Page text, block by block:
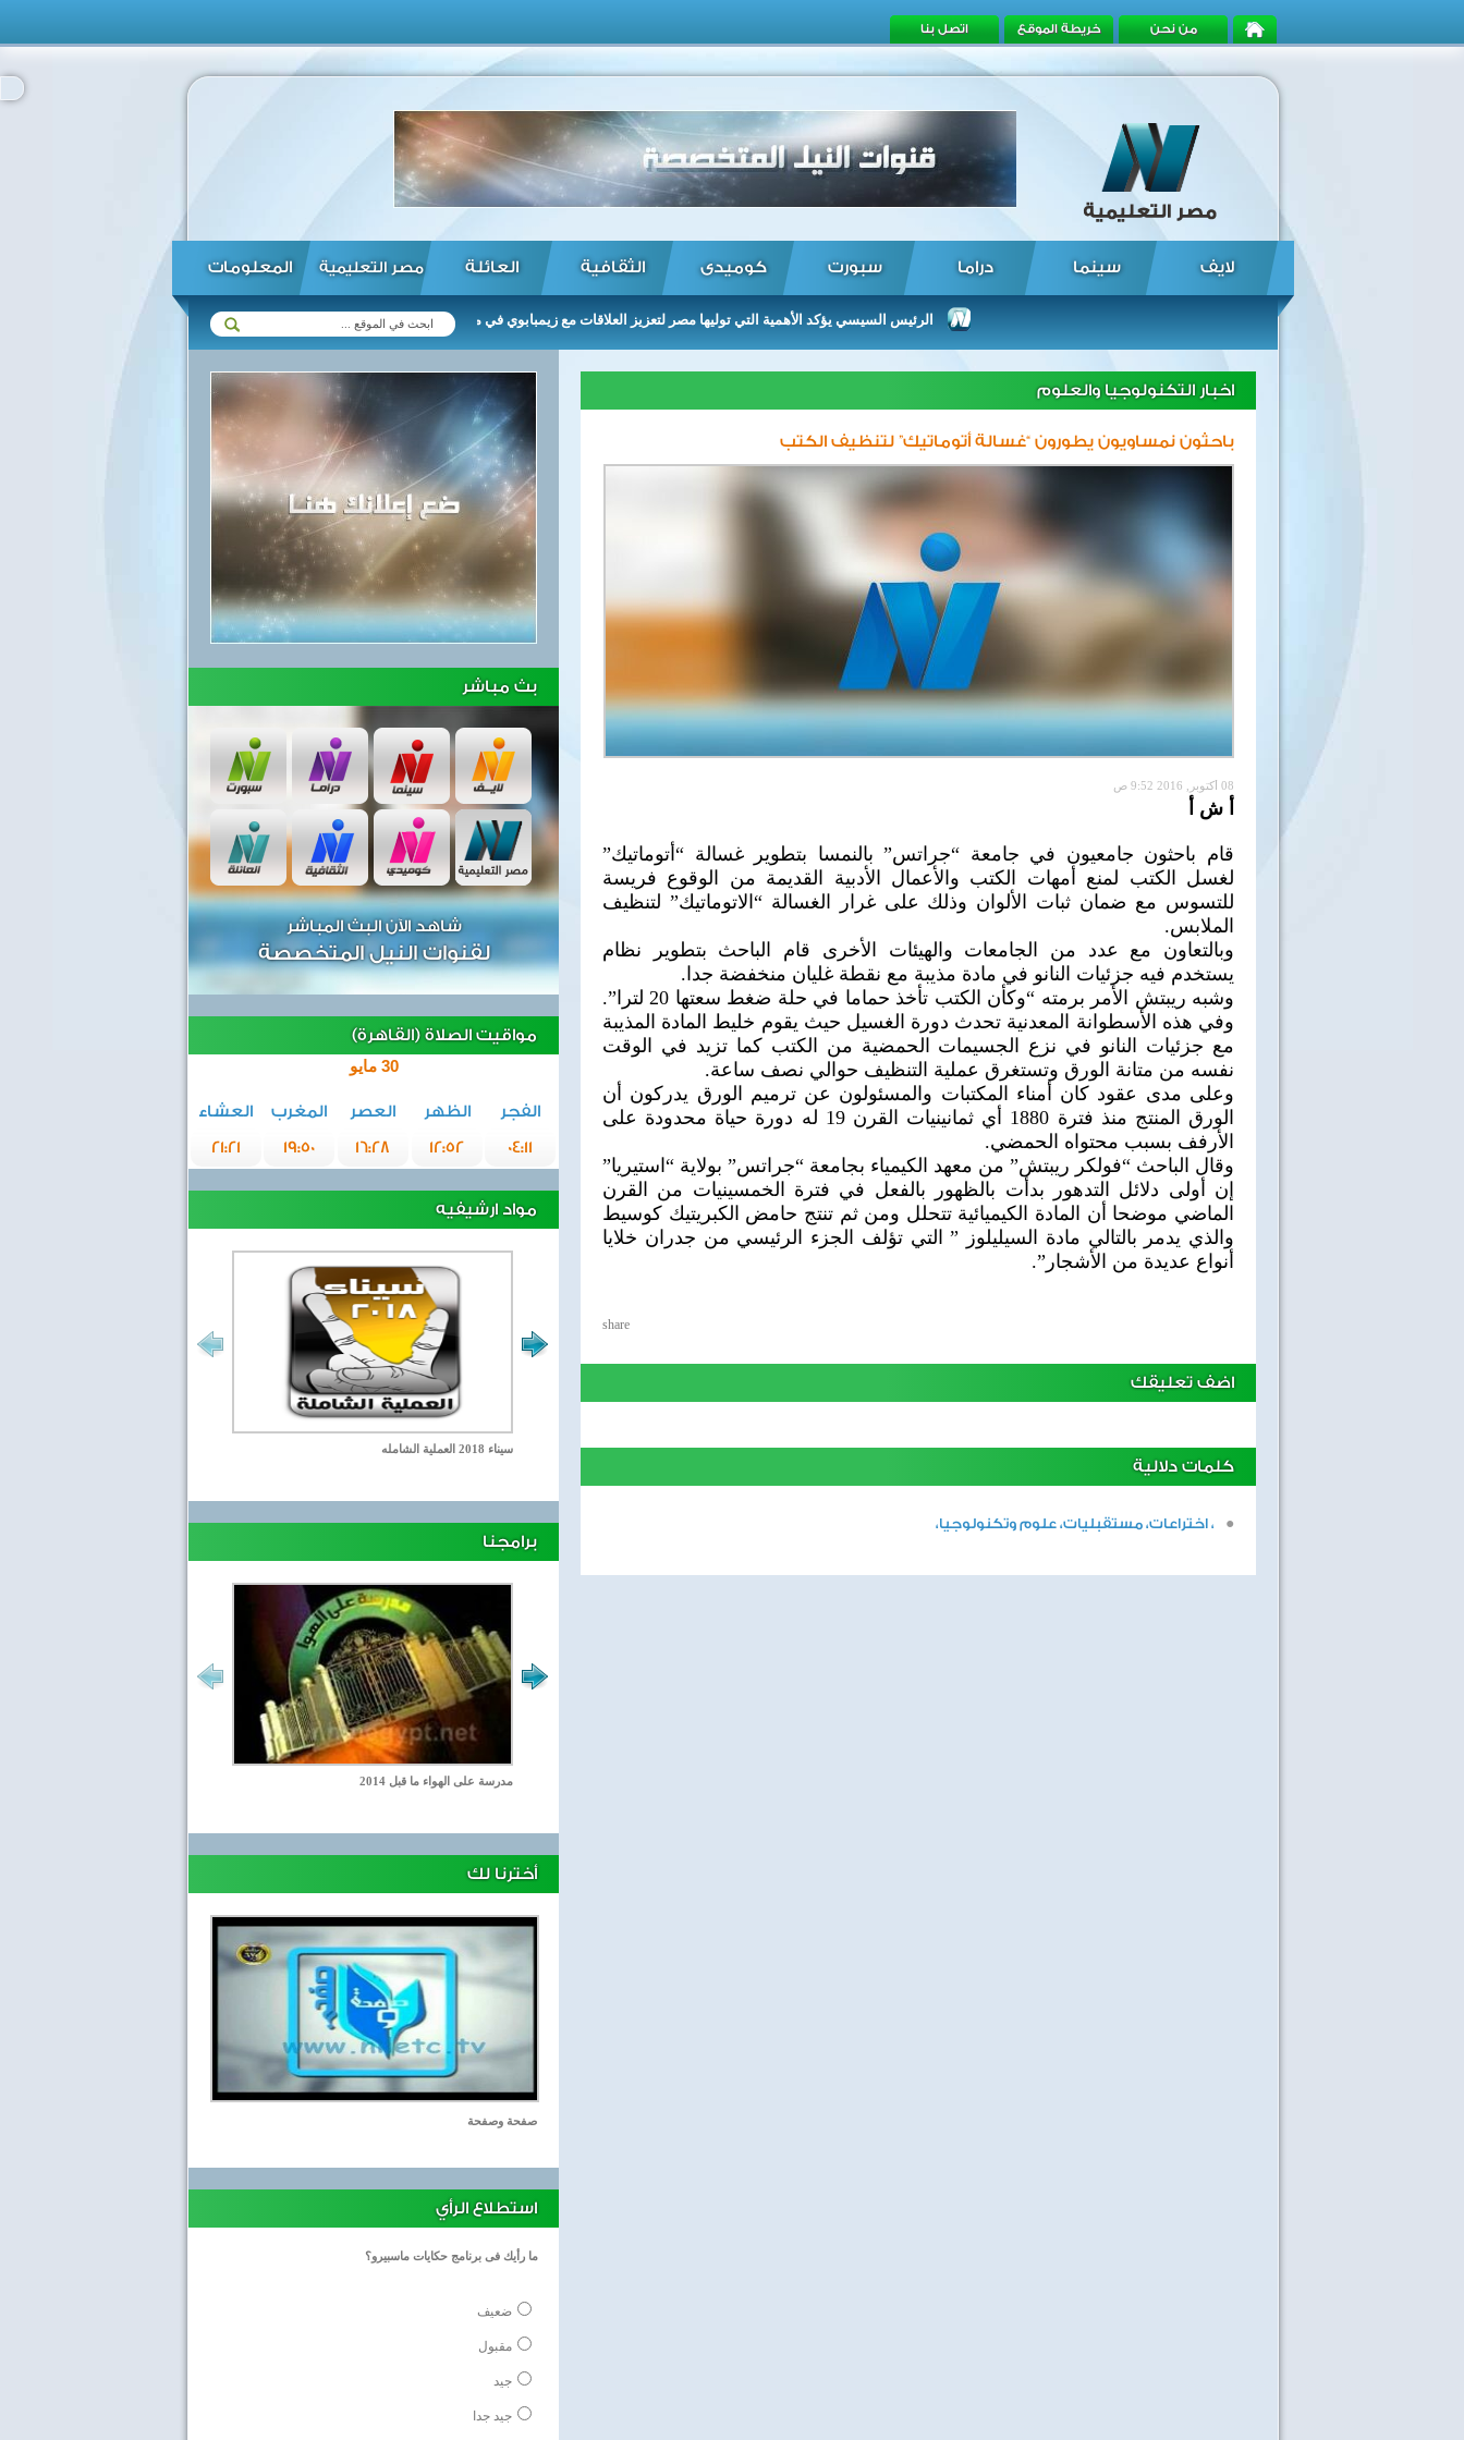
من نحن خريطة الموقع اتصل بنا
لايف سينما دراما سبورت كوميدى الثقافية العائلة مصر التعليمية المعلومات
الرئيس السيسي يؤكد استعداد مصر لتفعيل أطر الرئيس السيسي يؤكد الأهمية التي توليها مصر لتعزيز العلاقات مع زيمبابوي في مختلف المجالات ...
اخبار التكنولوجيا والعلوم
باحثون نمساويون يطورون “غسالة أتوماتيك” لتنظيف الكتب
08 أكتوبر, 2016 9:52 ص
أ ش أ
قام باحثون جامعيون في جامعة “جراتس” بالنمسا بتطوير غسالة “أتوماتيك”
لغسل الكتب لمنع أمهات الكتب والأعمال الأدبية القديمة من الوقوع فريسة
للتسوس مع ضمان ثبات الألوان وذلك على غرار الغسالة “الاتوماتيك” لتنظيف
الملابس.
وبالتعاون مع عدد من الجامعات والهيئات الأخرى قام الباحث بتطوير نظام
يستخدم فيه جزئيات النانو في مادة مذيبة مع نقطة غليان منخفضة جدا.
وشبه ريبتش الأمر برمته “وكأن الكتب تأخذ حماما في حلة ضغط سعتها 20 لترا”.
وفي هذه الأسطوانة المعدنية تحدث دورة الغسيل حيث يقوم خليط المادة المذيبة
مع جزئيات النانو في نزع الجسيمات الحمضية من الكتب كما تزيد في الوقت
نفسه من متانة الورق وتستغرق عملية التنظيف حوالي نصف ساعة.
وعلى مدى عقود كان أمناء المكتبات والمسئولون عن ترميم الورق يدركون أن
الورق المنتج منذ فترة 1880 أي ثمانينيات القرن 19 له دورة حياة محدودة على
الأرفف بسبب محتواه الحمضي.
وقال الباحث “فولكر ريبتش” من معهد الكيمياء بجامعة “جراتس” بولاية “استيريا”
إن أولى دلائل التدهور بدأت بالظهور بالفعل في فترة الخمسينيات من القرن
الماضي موضحا أن المادة الكيميائية تتحلل ومن ثم تنتج حامض الكبريتيك كوسيط
والذي يدمر بالتالي مادة السيليلوز ” التي تؤلف الجزء الرئيسي من جدران خلايا
أنواع عديدة من الأشجار”.
share
اضف تعليقك
كلمات دلالية
، اختراعات، مستقبليات، علوم وتكنولوجيا،
بث مباشر
شاهد الآن البث المباشر
لقنوات النيل المتخصصة
مواقيت الصلاة (القاهرة)
30 مايو
الفجر الظهر العصر المغرب
العشاء
04:11
12:52
16:28
19:50
21:21
مواد ارشيفيه
سيناء 2018 العملية الشامله مصر تحارب الاهارب اغاني وطنية
برامجنا
مدرسة على الهواء ما قبل 2014
أخترنا لك
صفحة وصفحة
استطلاع الرأي
ما رأيك فى برنامج حكايات ماسبيرو؟
ضعيف
مقبول
جيد
جيد جدا